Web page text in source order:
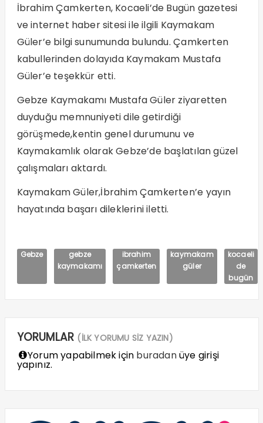
İbrahim Çamkerten, Kocaeli’de Bugün gazetesi
ve internet haber sitesi ile ilgili Kaymakam
Güler’e bilgi sunumunda bulundu. Çamkerten
kabullerinden dolayıda Kaymakam Mustafa
Güler’e teşekkür etti.
Gebze Kaymakamı Mustafa Güler ziyaretten
duyduğu memnuniyeti dile getirdiği
görüşmede,kentin genel durumunu ve
Kaymakamlık olarak Gebze’de başlatılan güzel
çalışmaları aktardı.
Kaymakam Güler,İbrahim Çamkerten’e yayın
hayatında başarı dileklerini iletti.
Gebze
gebze
kaymakamı
ibrahim
çamkerten
kaymakam
güler
kocaeli
de
bugün
YORUMLAR (İLK YORUMU SİZ YAZIN)
Yorum yapabilmek için buradanüye girişi
yapınız.